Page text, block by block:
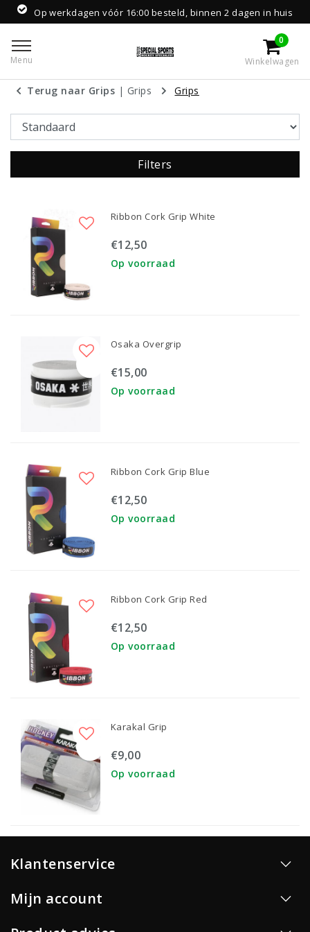
Op werkdagen vóór 16:00 besteld, binnen 2 dagen in huis
Menu
0
Winkelwagen
Terug naar Grips | Grips Grips
Filters
Ribbon Cork Grip White
€12,50
Op voorraad
Osaka Overgrip
€15,00
Op voorraad
Ribbon Cork Grip Blue
€12,50
Op voorraad
Ribbon Cork Grip Red
€12,50
Op voorraad
Karakal Grip
€9,00
Op voorraad
Klantenservice
Mijn account